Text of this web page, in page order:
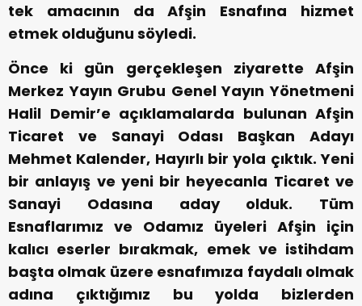
tek amacının da Afşin Esnafına hizmet
etmek olduğunu söyledi.
Önce ki gün gerçekleşen ziyarette Afşin
Merkez Yayın Grubu Genel Yayın Yönetmeni
Halil Demir’e açıklamalarda bulunan Afşin
Ticaret ve Sanayi Odası Başkan Adayı
Mehmet Kalender, Hayırlı bir yola çıktık. Yeni
bir anlayış ve yeni bir heyecanla Ticaret ve
Sanayi Odasına aday olduk. Tüm
Esnaflarımız ve Odamız üyeleri Afşin için
kalıcı eserler bırakmak, emek ve istihdam
başta olmak üzere esnafımıza faydalı olmak
adına çıktığımız bu yolda bizlerden